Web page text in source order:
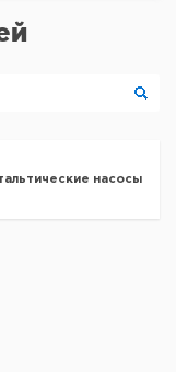
насосы